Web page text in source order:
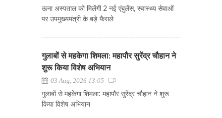
ऊना अस्पताल को मिलेंगी 2 नई एंबुलेंस, स्वास्थ्य सेवाओं
पर उपमुख्यमंत्री के बड़े फैसले
गुलाबों से महकेगा शिमला: महापौर सुरेंद्र चौहान ने
शुरू किया विशेष अभियान
03 Aug, 2026 13:05
गुलाबों से महकेगा शिमला: महापौर सुरेंद्र चौहान ने शुरू
किया विशेष अभियान